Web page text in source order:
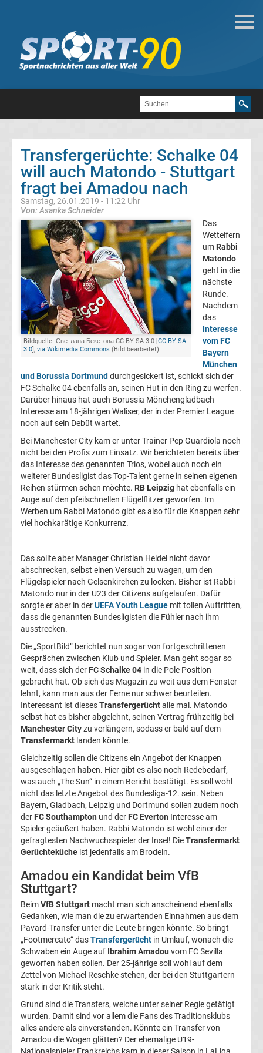
Fußball
Bundesliga
3.
Liga
DFB-
Pokal
Champions
League
Europa
Europa
Conference
League
Premier
League
Liga
Serie
A
Türk.
Süper
Lig
Fußball
UEFA
Youth
Fußball
WM
Fußball
EM
Frauenfußball
Amateurfußball
Transfergerüchte: Schalke 04
will auch Matondo - Stuttgart
fragt bei Amadou nach
Samstag, 26.01.2019 - 11:22 Uhr
Von: Asanka Schneider
Bildquelle: Светлана Бекетова CC BY-SA 3.0 [CC BY-SA
3.0], via Wikimedia Commons (Bild bearbeitet)
Das
Wetteifern
um Rabbi
Matondo
geht in die
nächste
Runde.
Nachdem
das
Interesse
vom FC
Bayern
München
und Borussia Dortmund durchgesickert ist, schickt sich der
FC Schalke 04 ebenfalls an, seinen Hut in den Ring zu werfen.
Darüber hinaus hat auch Borussia Mönchengladbach
Interesse am 18-jährigen Waliser, der in der Premier League
noch auf sein Debüt wartet.
Bei Manchester City kam er unter Trainer Pep Guardiola noch
nicht bei den Profis zum Einsatz. Wir berichteten bereits über
das Interesse des genannten Trios, wobei auch noch ein
weiterer Bundesligist das Top-Talent gerne in seinen eigenen
Reihen stürmen sehen möchte. RB Leipzig hat ebenfalls ein
Auge auf den pfeilschnellen Flügelflitzer geworfen. Im
Werben um Rabbi Matondo gibt es also für die Knappen sehr
viel hochkarätige Konkurrenz.
Das sollte aber Manager Christian Heidel nicht davor
abschrecken, selbst einen Versuch zu wagen, um den
Flügelspieler nach Gelsenkirchen zu locken. Bisher ist Rabbi
Matondo nur in der U23 der Citizens aufgelaufen. Dafür
sorgte er aber in derUEFA Youth League mit tollen Auftritten,
dass die genannten Bundesligisten die Fühler nach ihm
ausstrecken.
Die „SportBild“ berichtet nun sogar von fortgeschrittenen
Gesprächen zwischen Klub und Spieler. Man geht sogar so
weit, dass sich der FC Schalke 04 in die Pole Position
gebracht hat. Ob sich das Magazin zu weit aus dem Fenster
lehnt, kann man aus der Ferne nur schwer beurteilen.
Interessant ist diesesTransfergerüchtalle mal. Matondo
selbst hat es bisher abgelehnt, seinen Vertrag frühzeitig bei
Manchester Cityzu verlängern, sodass er bald auf dem
Transfermarkt landen könnte.
Gleichzeitig sollen die Citizens ein Angebot der Knappen
ausgeschlagen haben. Hier gibt es also noch Redebedarf,
was auch „The Sun“ in einem Bericht bestätigt. Es soll wohl
nicht das letzte Angebot des Bundesliga-12. sein. Neben
Bayern, Gladbach, Leipzig und Dortmund sollen zudem noch
der FC Southampton und der FC Everton Interesse am
Spieler geäußert haben. Rabbi Matondo ist wohl einer der
gefragtesten Nachwuchsspieler der Insel! DieTransfermarkt
Gerüchteküche ist jedenfalls am Brodeln.
Amadou ein Kandidat beim VfB
Stuttgart?
BeimVfB Stuttgart macht man sich anscheinend ebenfalls
Gedanken, wie man die zu erwartenden Einnahmen aus dem
Pavard-Transfer unter die Leute bringen könnte. So bringt
„Footmercato“ dasTransfergerücht in Umlauf, wonach die
Schwaben ein Auge auf Ibrahim Amadou vom FC Sevilla
geworfen haben sollen. Der 25-jährige soll wohl auf dem
Zettel von Michael Reschke stehen, der bei den Stuttgartern
stark in der Kritik steht.
Grund sind die Transfers, welche unter seiner Regie getätigt
wurden. Damit sind vor allem die Fans des Traditionsklubs
alles andere als einverstanden. Könnte ein Transfer von
Amadou die Wogen glätten? Der ehemalige U19-